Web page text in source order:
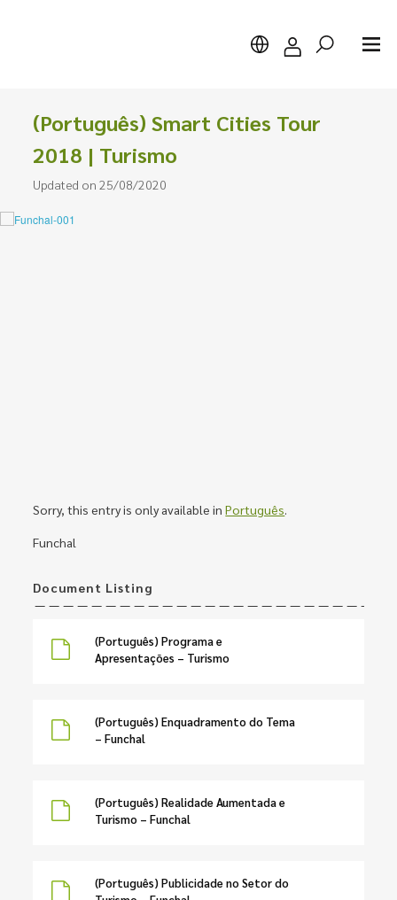
Search
(Português) Smart Cities Tour
2018 | Turismo
Updated on 25/08/2020
Sorry, this entry is only available inPortuguês.
Funchal
Document Listing
(Português) Programa e
Apresentações – Turismo
(Português) Enquadramento do Tema
– Funchal
(Português) Realidade Aumentada e
Turismo – Funchal
(Português) Publicidade no Setor do